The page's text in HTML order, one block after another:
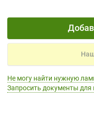
Не могу найти нужную
Запросить документы для